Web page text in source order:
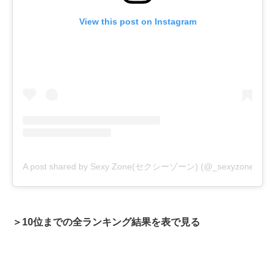
View this post on Instagram
A post shared by Sexy Zone(セクシーゾーン) (@_sexyzone)
＞10位までの全ランキング結果を表で見る